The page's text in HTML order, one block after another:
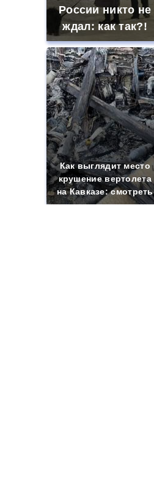
России никто не
ждал: как так?!
Как выглядит место
крушение вертолета
на Кавказе: смотреть